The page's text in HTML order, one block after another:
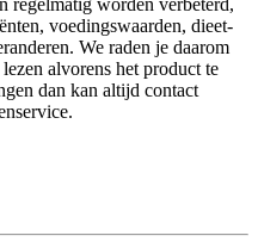
voedingswaarden, dieet-
We raden je daarom
alvorens het product te
dan kan altijd contact